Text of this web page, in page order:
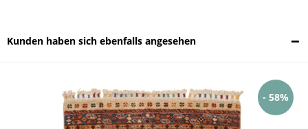
Kunden haben sich ebenfalls angesehen
- 58%